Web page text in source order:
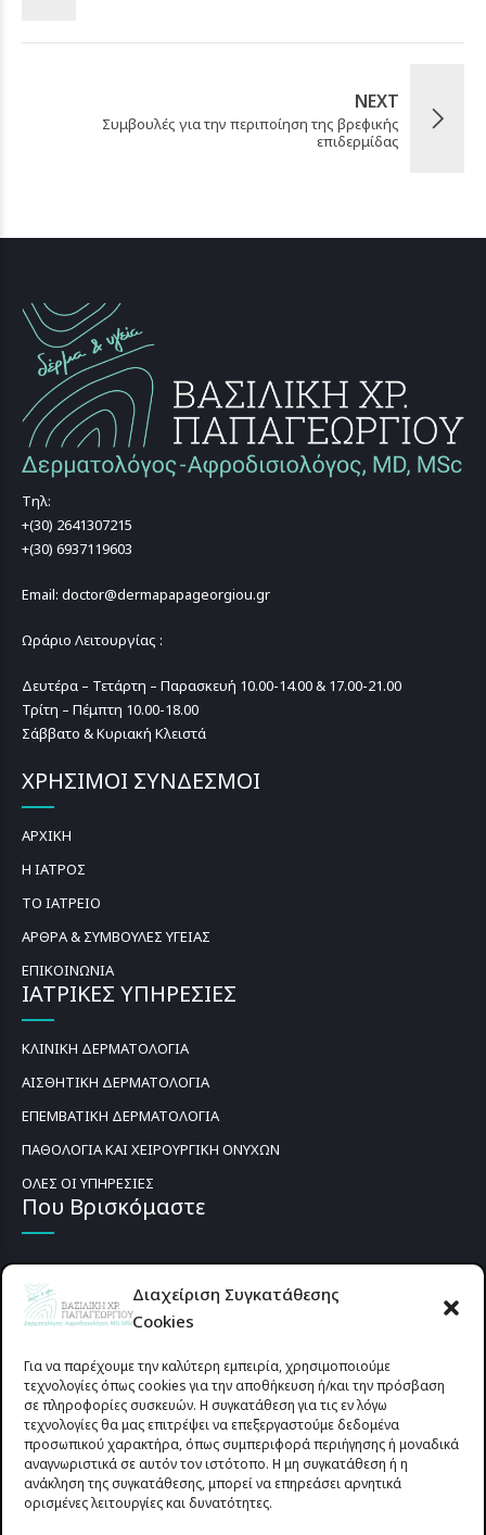
Διαχείριση Συγκατάθεσης
Cookies
Για να παρέχουμε την καλύτερη εμπειρία, χρησιμοποιούμε
τεχνολογίες όπως cookies για την αποθήκευση ή/και την πρόσβαση
σε πληροφορίες συσκευών. Η συγκατάθεση για τις εν λόγω
τεχνολογίες θα μας επιτρέψει να επεξεργαστούμε δεδομένα
προσωπικού χαρακτήρα, όπως συμπεριφορά περιήγησης ή μοναδικά
αναγνωριστικά σε αυτόν τον ιστότοπο. Η μη συγκατάθεση ή η
ανάκληση της συγκατάθεσης, μπορεί να επηρεάσει αρνητικά
ορισμένες λειτουργίες και δυνατότητες.
NEXT
Συμβουλές για την περιποίηση της βρεφικής
επιδερμίδας
Τηλ:
+(30) 2641307215
+(30) 6937119603
Email: doctor@dermapapageorgiou.gr
Ωράριο Λειτουργίας :
Δευτέρα – Τετάρτη – Παρασκευή 10.00-14.00 & 17.00-21.00
Τρίτη – Πέμπτη 10.00-18.00
Σάββατο & Κυριακή Κλειστά
ΧΡΗΣΙΜΟΙ ΣΥΝΔΕΣΜΟΙ
ΑΡΧΙΚΗ
Η ΙΑΤΡΟΣ
ΤΟ ΙΑΤΡΕΙΟ
ΑΡΘΡΑ & ΣΥΜΒΟΥΛΕΣ ΥΓΕΙΑΣ
ΕΠΙΚΟΙΝΩΝΙΑ
ΙΑΤΡΙΚΕΣ ΥΠΗΡΕΣΙΕΣ
ΚΛΙΝΙΚΗ ΔΕΡΜΑΤΟΛΟΓΙΑ
ΑΙΣΘΗΤΙΚΗ ΔΕΡΜΑΤΟΛΟΓΙΑ
ΕΠΕΜΒΑΤΙΚΗ ΔΕΡΜΑΤΟΛΟΓΙΑ
ΠΑΘΟΛΟΓΙΑ ΚΑΙ ΧΕΙΡΟΥΡΓΙΚΗ ΟΝΥΧΩΝ
ΟΛΕΣ ΟΙ ΥΠΗΡΕΣΙΕΣ
Που Βρισκόμαστε